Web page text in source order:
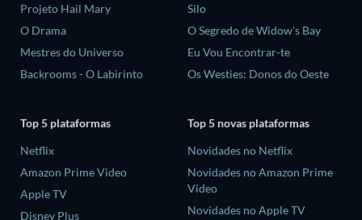
Projeto Hail Mary
O Drama
Mestres do Universo
Backrooms - O Labirinto
Silo
O Segredo de Widow's Bay
Eu Vou Encontrar-te
Os Westies: Donos do Oeste
Top 5 plataformas
Netflix
Amazon Prime Video
Apple TV
Disney Plus
Top 5 novas plataformas
Novidades no Netflix
Novidades no Amazon Prime
Video
Novidades no Apple TV